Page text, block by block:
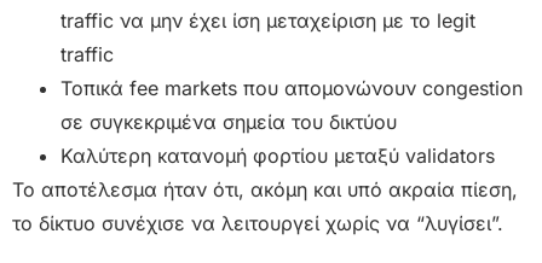
traffic να μην έχει ίση μεταχείριση με το legit
traffic
Τοπικά fee markets που απομονώνουν congestion
σε συγκεκριμένα σημεία του δικτύου
Καλύτερη κατανομή φορτίου μεταξύ validators
Το αποτέλεσμα ήταν ότι, ακόμη και υπό ακραία πίεση,
το δίκτυο συνέχισε να λειτουργεί χωρίς να “λυγίσει”.